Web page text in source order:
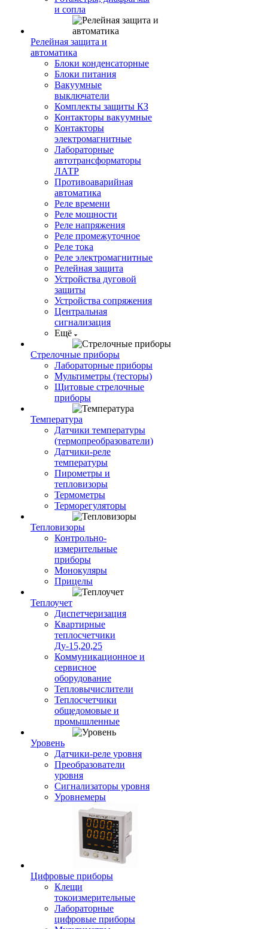
и сопла
Релейная защита и
автоматика
Блоки конденсаторные
Блоки питания
Вакуумные
выключатели
Комплекты защиты КЗ
Контакторы вакуумные
Контакторы
электромагнитные
Лабораторные
автотрансформаторы
ЛАТР
Противоаварийная
автоматика
Реле времени
Реле мощности
Реле напряжения
Реле промежуточное
Реле тока
Реле электромагнитные
Релейная защита
Устройства дуговой
защиты
Устройства сопряжения
Центральная
сигнализация
Ещё
Стрелочные приборы
Лабораторные приборы
Мультиметры (тесторы)
Щитовые стрелочные
приборы
Температура
Датчики температуры
(термопреобразователи)
Датчики-реле
температуры
Пирометры и
тепловизоры
Термометры
Терморегуляторы
Тепловизоры
Контрольно-
измерительные
приборы
Монокуляры
Прицелы
Теплоучет
Диспетчеризация
Квартирные
теплосчетчики
Ду-15,20,25
Коммуникационное и
сервисное
оборудование
Тепловычислители
Теплосчетчики
общедомовые и
промышленные
Уровень
Датчики-реле уровня
Преобразователи
уровня
Сигнализаторы уровня
Уровнемеры
Цифровые приборы
Клещи
токоизмерительные
Лабораторные
цифровые приборы